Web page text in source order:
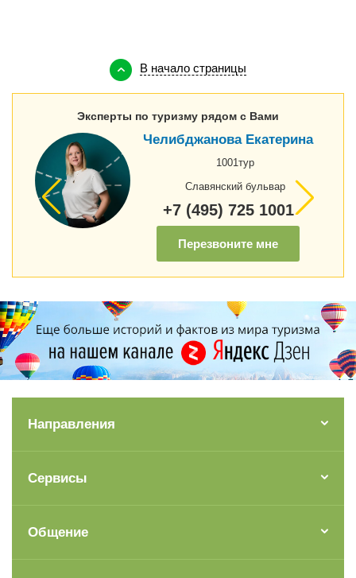
В начало страницы
Эксперты по туризму рядом с Вами
Челибджанова Екатерина
1001тур
Славянский бульвар
+7 (495) 725 1001
Перезвоните мне
Направления
Сервисы
Общение